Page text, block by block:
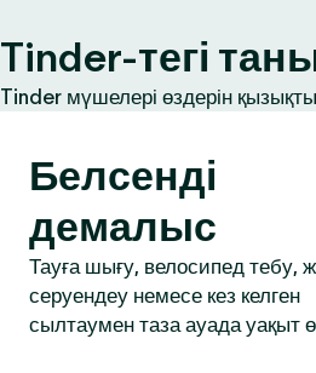
Tinder-тегі
Tinder мүшелері өздерін
Белсенді
демалыс
Тауға шығу, велосипед тебу,
серуендеу немесе кез келген
сылтаумен таза ауада уақыт